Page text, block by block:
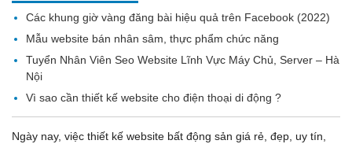
Các khung giờ vàng đăng bài hiệu quả trên Facebook (2022)
Mẫu website bán nhân sâm, thực phẩm chức năng
Tuyển Nhân Viên Seo Website Lĩnh Vực Máy Chủ, Server – Hà
Nội
Vì sao cần thiết kế website cho điện thoại di động ?
Ngày nay, việc thiết kế website bất động sản giá rẻ, đẹp, uy tín,